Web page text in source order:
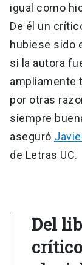
igual como
De él un
hubiese sido
si la autora
ampliamente
por otras
siempre
aseguró
de Letras UC.
Del